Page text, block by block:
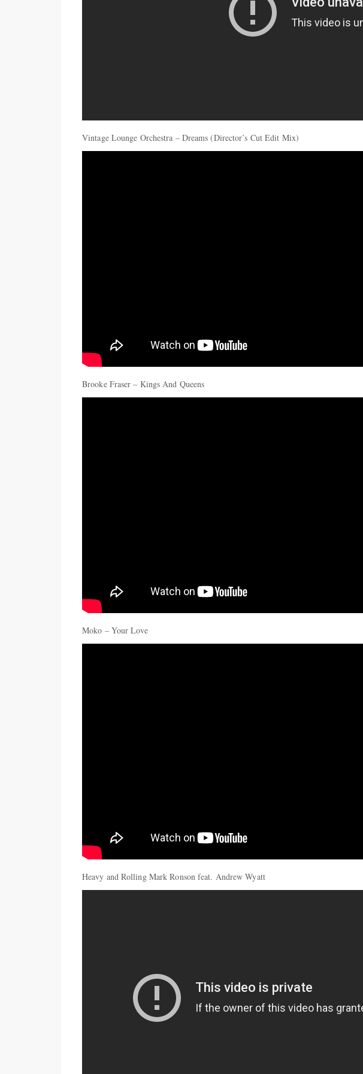
Vintage Lounge Orchestra – Dreams (Director’s Cut Edit Mix)
Brooke Fraser – Kings And Queens
Moko – Your Love
Heavy and Rolling Mark Ronson feat. Andrew Wyatt